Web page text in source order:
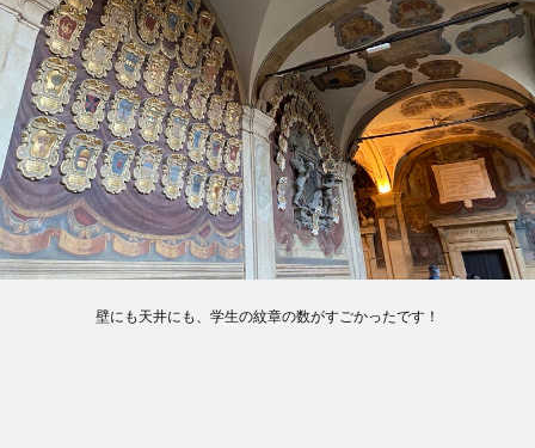
壁にも天井にも、学生の紋章の数がすごかったです！